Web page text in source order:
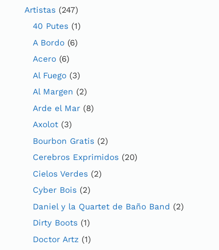
Artistas (247)
40 Putes (1)
A Bordo (6)
Acero (6)
Al Fuego (3)
Al Margen (2)
Arde el Mar (8)
Axolot (3)
Bourbon Gratis (2)
Cerebros Exprimidos (20)
Cielos Verdes (2)
Cyber Bois (2)
Daniel y la Quartet de Baño Band (2)
Dirty Boots (1)
Doctor Artz (1)